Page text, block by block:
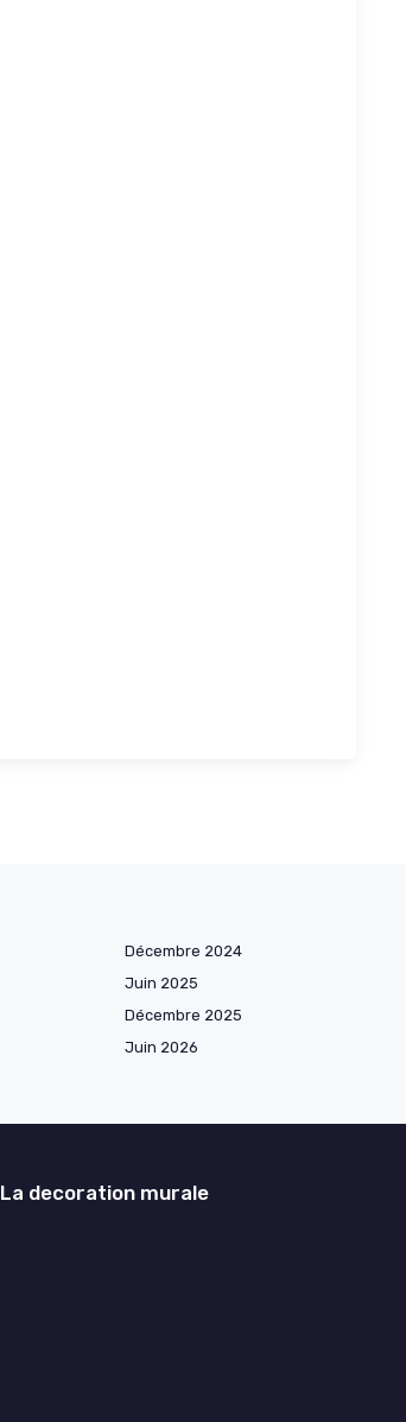
Décembre 2024
Juin 2025
Décembre 2025
Juin 2026
La decoration murale